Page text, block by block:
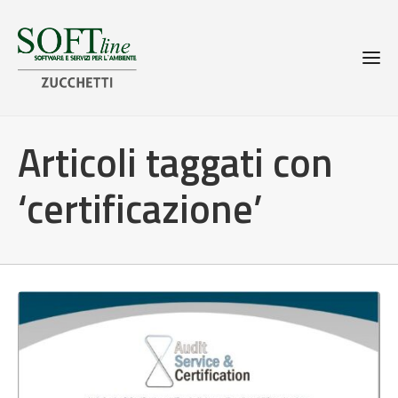
Articoli taggati con
‘certificazione’